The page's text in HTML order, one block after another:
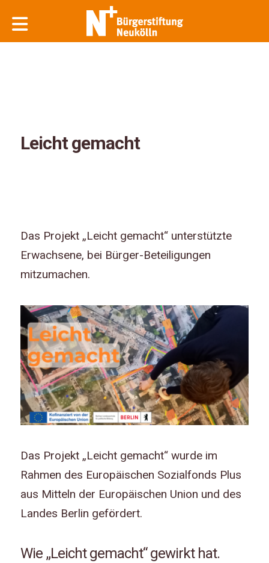
Leicht gemacht
Das Projekt „Leicht gemacht“ unterstützte
Erwachsene, bei Bürger-Beteiligungen
mitzumachen.
Das Projekt „Leicht gemacht“ wurde im
Rahmen des Europäischen Sozialfonds Plus
aus Mitteln der Europäischen Union und des
Landes Berlin gefördert.
Wie „Leicht gemacht“ gewirkt hat.